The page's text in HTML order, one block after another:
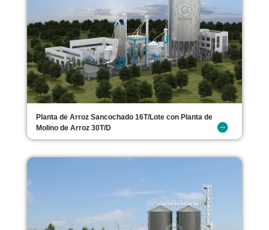
Planta de Arroz Sancochado 16T/Lote con Planta de
Molino de Arroz 30T/D